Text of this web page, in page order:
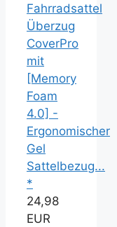
Fahrradsattel
Überzug
CoverPro
mit
[Memory
Foam
4.0] -
Ergonomischer
Gel
Sattelbezug...
*
24,98
EUR